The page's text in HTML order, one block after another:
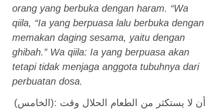
orang yang berbuka dengan haram. “Wa
qiila, “Ia yang berpuasa lalu berbuka dengan
memakan daging sesama, yaitu dengan
ghibah.” Wa qiila: Ia yang berpuasa akan
tetapi tidak menjaga anggota tubuhnya dari
perbuatan dosa.
(الخامس): أن لا يستكثر من الطعام الحلال وقت